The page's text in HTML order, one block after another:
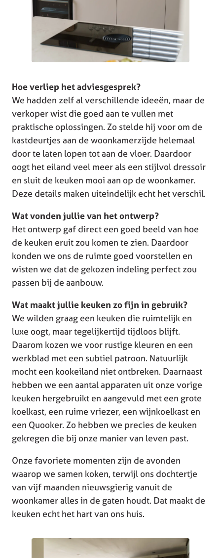
Hoe verliep het adviesgesprek?
We hadden zelf al verschillende ideeën, maar de
verkoper wist die goed aan te vullen met
praktische oplossingen. Zo stelde hij voor om de
kastdeurtjes aan de woonkamerzijde helemaal
door te laten lopen tot aan de vloer. Daardoor
oogt het eiland veel meer als een stijlvol dressoir
en sluit de keuken mooi aan op de woonkamer.
Deze details maken uiteindelijk echt het verschil.
Wat vonden jullie van het ontwerp?
Het ontwerp gaf direct een goed beeld van hoe
de keuken eruit zou komen te zien. Daardoor
konden we ons de ruimte goed voorstellen en
wisten we dat de gekozen indeling perfect zou
passen bij de aanbouw.
Wat maakt jullie keuken zo fijn in gebruik?
We wilden graag een keuken die ruimtelijk en
luxe oogt, maar tegelijkertijd tijdloos blijft.
Daarom kozen we voor rustige kleuren en een
werkblad met een subtiel patroon. Natuurlijk
mocht een kookeiland niet ontbreken. Daarnaast
hebben we een aantal apparaten uit onze vorige
keuken hergebruikt en aangevuld met een grote
koelkast, een ruime vriezer, een wijnkoelkast en
een Quooker. Zo hebben we precies de keuken
gekregen die bij onze manier van leven past.
Onze favoriete momenten zijn de avonden
waarop we samen koken, terwijl ons dochtertje
van vijf maanden nieuwsgierig vanuit de
woonkamer alles in de gaten houdt. Dat maakt de
keuken echt het hart van ons huis.